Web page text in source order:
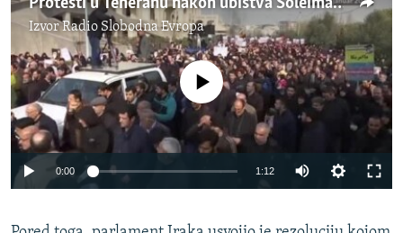
IzvorRadio Slobodna Evropa
No media source currently available
0:00 1:12
360p